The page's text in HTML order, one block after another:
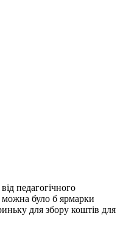
педагогічного
було б ярмарки
для збору коштів для